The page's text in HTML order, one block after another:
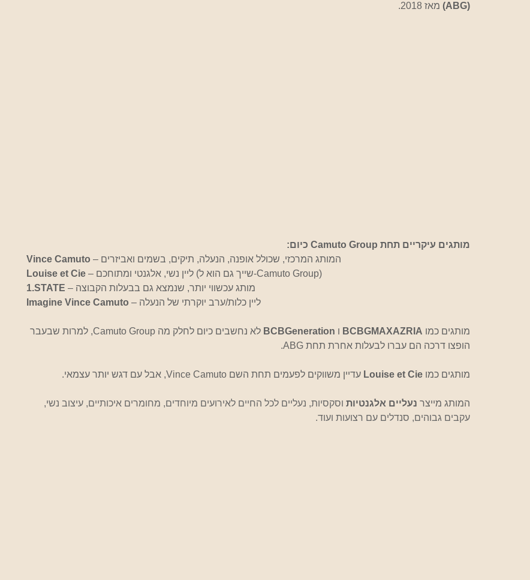
(ABG) מאז 2018.
מותגים עיקריים תחת Camuto Group כיום:
Vince Camuto
– המותג המרכזי, שכולל אופנה, הנעלה, תיקים, בשמים ואביזרים
Louise et Cie
– ליין נשי, אלגנטי ומתוחכם (שייך גם הוא ל-Camuto Group)
1.STATE
– מותג עכשווי יותר, שנמצא גם בבעלות הקבוצה
Imagine Vince Camuto
– ליין כלות/ערב יוקרתי של הנעלה
מותגים כמו BCBGMAXAZRIA ו BCBGeneration
לא נחשבים כיום לחלק מה Camuto Group, למרות שבעבר
הופצו דרכה הם עברו לבעלות אחרת תחת ABG.
מותגים כמו Louise et Cie עדיין משווקים לפעמים תחת השם Vince Camuto, אבל עם דגש יותר עצמאי.
המותג מייצר נעליים אלגנטיות וסקסיות, נעליים לכל החיים לאירועים מיוחדים, מחומרים איכותיים, עיצוב נשי,
עקבים גבוהים, סנדלים עם רצועות ועוד.